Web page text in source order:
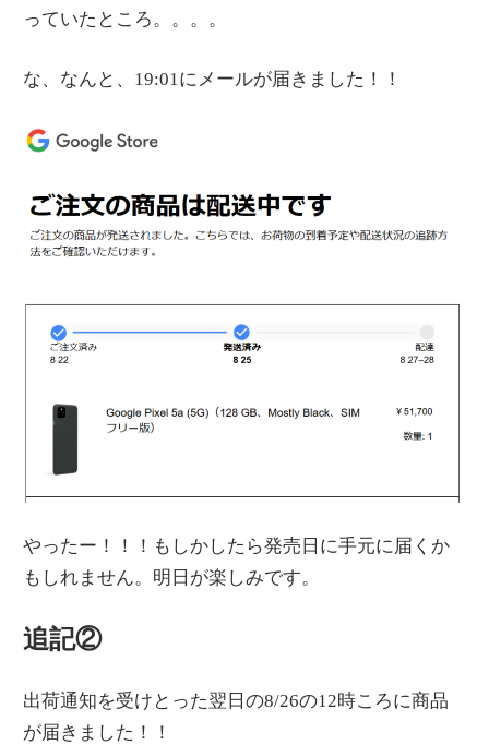
っていたところ。。。。
な、なんと、19:01にメールが届きました！！
やったー！！！もしかしたら発売日に手元に届くか
もしれません。明日が楽しみです。
追記②
出荷通知を受けとった翌日の8/26の12時ころに商品
が届きました！！